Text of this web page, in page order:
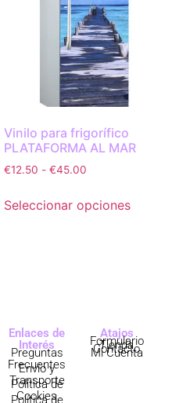
Vinilo para frigorífico
PLATAFORMA AL MAR
€12.50 - €45.00
Seleccionar opciones
Enlaces de
Interés
Preguntas
Frecuentes
Envío y
Transporte
Política de
Cookies
Política de
Atajos
Formulario
Tienda
Contacto
Mi Cuenta